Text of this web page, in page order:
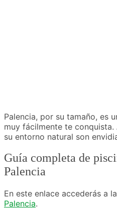
Palencia, por su tamaño, es
muy fácilmente te
su entorno natural son
Guía completa de
Palencia
En este enlace accederás a la
Palencia.